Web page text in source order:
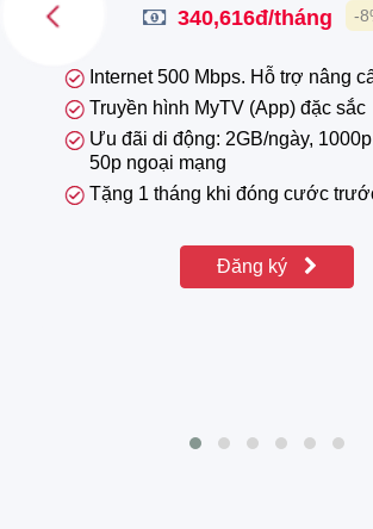
340,616đ/tháng -
Internet 500 Mbps. Hỗ trợ nâng
Truyền hình MyTV (App) đặc sắc
Ưu đãi di động: 2GB/ngày,
50p ngoại mạng
Tặng 1 tháng khi đóng cước
Đăng ký